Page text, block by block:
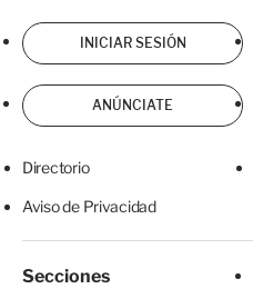
INICIAR SESIÓN
ANÚNCIATE
Directorio
Aviso de Privacidad
Secciones